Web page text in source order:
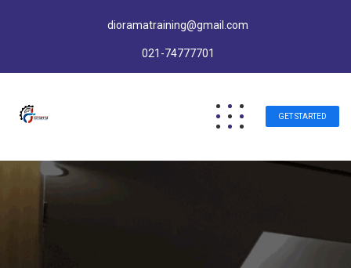
dioramatraining@gmail.com
021-74777701
GET STARTED